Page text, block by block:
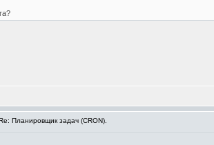
Планировщик задач (CRON).